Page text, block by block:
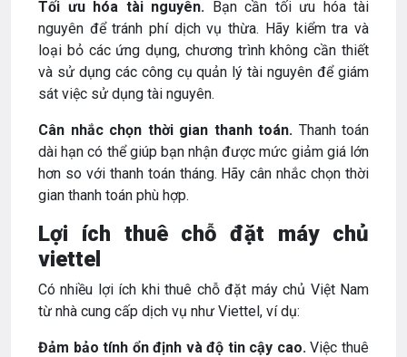
Tối ưu hóa tài nguyên. Bạn cần tối ưu hóa tài
nguyên để tránh phí dịch vụ thừa. Hãy kiểm tra và
loại bỏ các ứng dụng, chương trình không cần thiết
và sử dụng các công cụ quản lý tài nguyên để giám
sát việc sử dụng tài nguyên.
Cân nhắc chọn thời gian thanh toán. Thanh toán
dài hạn có thể giúp bạn nhận được mức giảm giá lớn
hơn so với thanh toán tháng. Hãy cân nhắc chọn thời
gian thanh toán phù hợp.
Lợi ích thuê chỗ đặt máy chủ
viettel
Có nhiều lợi ích khi thuê chỗ đặt máy chủ Việt Nam
từ nhà cung cấp dịch vụ như Viettel, ví dụ:
Đảm bảo tính ổn định và độ tin cậy cao.Việc thuê